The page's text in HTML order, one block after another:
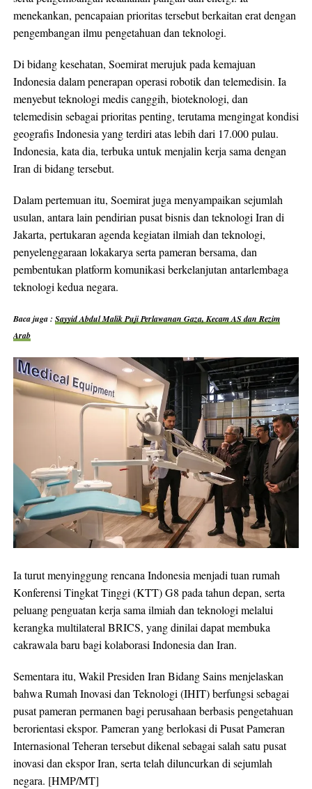
menekankan, pencapaian prioritas tersebut berkaitan erat dengan
pengembangan ilmu pengetahuan dan teknologi.
Di bidang kesehatan, Soemirat merujuk pada kemajuan
Indonesia dalam penerapan operasi robotik dan telemedisin. Ia
menyebut teknologi medis canggih, bioteknologi, dan
telemedisin sebagai prioritas penting, terutama mengingat kondisi
geografis Indonesia yang terdiri atas lebih dari 17.000 pulau.
Indonesia, kata dia, terbuka untuk menjalin kerja sama dengan
Iran di bidang tersebut.
Dalam pertemuan itu, Soemirat juga menyampaikan sejumlah
usulan, antara lain pendirian pusat bisnis dan teknologi Iran di
Jakarta, pertukaran agenda kegiatan ilmiah dan teknologi,
penyelenggaraan lokakarya serta pameran bersama, dan
pembentukan platform komunikasi berkelanjutan antarlembaga
teknologi kedua negara.
Baca juga : Sayyid Abdul Malik Puji Perlawanan Gaza, Kecam AS dan Rezim
Arab
Ia turut menyinggung rencana Indonesia menjadi tuan rumah
Konferensi Tingkat Tinggi (KTT) G8 pada tahun depan, serta
peluang penguatan kerja sama ilmiah dan teknologi melalui
kerangka multilateral BRICS, yang dinilai dapat membuka
cakrawala baru bagi kolaborasi Indonesia dan Iran.
Sementara itu, Wakil Presiden Iran Bidang Sains menjelaskan
bahwa Rumah Inovasi dan Teknologi (IHIT) berfungsi sebagai
pusat pameran permanen bagi perusahaan berbasis pengetahuan
berorientasi ekspor. Pameran yang berlokasi di Pusat Pameran
Internasional Teheran tersebut dikenal sebagai salah satu pusat
inovasi dan ekspor Iran, serta telah diluncurkan di sejumlah
negara. [HMP/MT]